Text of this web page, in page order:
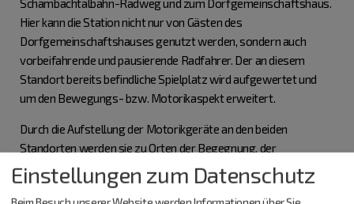
Schambachtalbahn-Radweg und zum Dorfgemeinschaftshaus.
Hier kann die Station nicht nur von Gästen des
Dorfgemeinschaftshauses genutzt werden, sondern auch
vorbeifahrende und pausierende Radfahrer. Der an diesem
Standort bereits befindliche Spielplatz wird aufgewertet und
um den Bewegungs- bzw. Motorikaspekt erweitert.
Durch die Aufstellung der Motorikgeräte an den beiden
Standorten werden sie zu Orten der Begegnung, der
Kommunikation, der Integration und der Bewegung
aufgewertet.
Einstellungen zum Datenschutz